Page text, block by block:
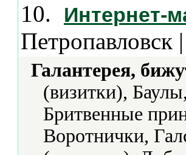
10. Интернет-
Петропавловск
Галантерея,
(визитки),
Бритвенные
Воротнички,